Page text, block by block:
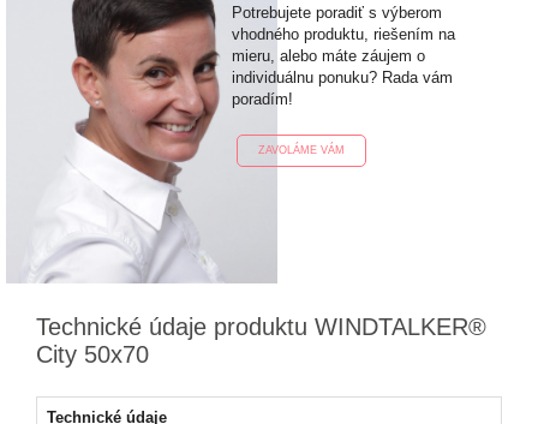
Potrebujete poradiť s výberom
vhodného produktu, riešením na
mieru, alebo máte záujem o
individuálnu ponuku? Rada vám
poradím!
ZAVOLÁME VÁM
Technické údaje produktu WINDTALKER®
City 50x70
Technické údaje